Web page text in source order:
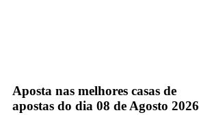
Aposta nas melhores casas de
apostas do dia 08 de Agosto 2026